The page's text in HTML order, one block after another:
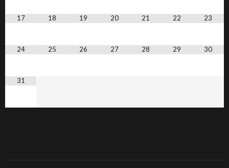
17 18 19 20 21 22 23
24 25 26 27 28 29 30
31